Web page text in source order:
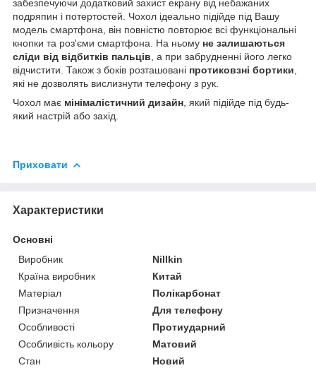
забезпечуючи додатковий захист екрану від небажаних
подряпин і потертостей. Чохол ідеально підійде під Вашу
модель смартфона, він повністю повторює всі функціональні
кнопки та роз'єми смартфона. На ньому не залишаються
сліди від відбитків пальців , а при забрудненні його легко
відчистити. Також з боків розташовані протиковзні бортики
які не дозволять вислизнути телефону з рук.
Чохол має мінімалістичний дизайн , який підійде під будь-
який настрій або захід.
Приховати
Характеристики
Основні
Виробник
Nillkin
Країна виробник
Китай
Матеріал
Полікарбонат
Призначення
Для телефону
Особливості
Протиударний
Особливість кольору
Матовий
Стан
Новий